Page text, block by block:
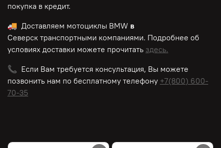
покупка в кредит.
🚚 Доставляем мотоциклы BMW в
Северск транспортными компаниями. Подробнее об
условиях доставки можете прочитать здесь.
📞 Если Вам требуется консультация, Вы можете
позвонить нам по бесплатному телефону +7(800) 600-
70-35